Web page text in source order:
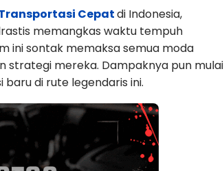
Cepatdi Indonesia,
memangkas waktu tempuh
ini sontak memaksa semua moda
strategi mereka. Dampaknya pun mulai
di rute legendaris ini.